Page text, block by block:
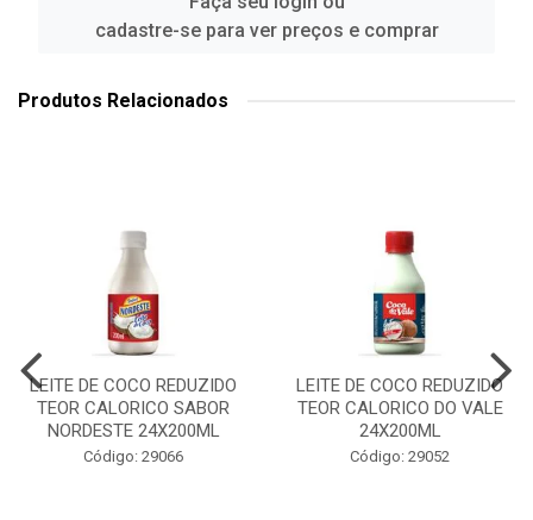
cadastre-se para ver preços e comprar
Produtos Relacionados
LEITE DE COCO REDUZIDO
TEOR CALORICO SABOR
NORDESTE 24X200ML
Código: 29066
LEITE DE COCO REDUZIDO
TEOR CALORICO DO VALE
24X200ML
Código: 29052